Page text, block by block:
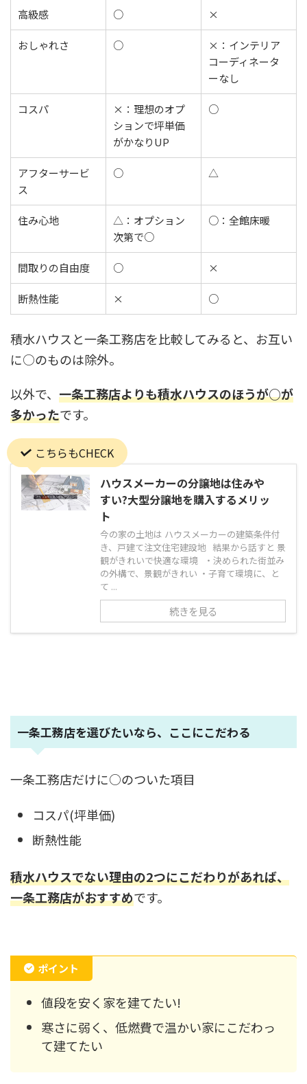
高級感 ○ ×
おしゃれさ ○
×：インテリア
コーディネータ
ーなし
コスパ
×：理想のオプ
ションで坪単価
がかなりUP
○
アフターサービ
ス
○ △
住み心地
△：オプション
次第で○
○：全館床暖
間取りの自由度 ○ ×
断熱性能 × ○
積水ハウスと一条工務店を比較してみると、お互い
に○のものは除外。
以外で、 一条工務店よりも積水ハウスのほうが○が
多かったです。
こちらもCHECK
ハウスメーカーの分譲地は住みや
すい?大型分譲地を購入するメリッ
ト
今の家の土地は ハウスメーカーの建築条件付
き、戸建て注文住宅建設地 結果から話すと 景
観がきれいで快適な環境 ・決められた街並み
の外構で、景観がきれい ・子育て環境に、と
て ...
続きを見る
一条工務店を選びたいなら、ここにこだわる
一条工務店だけに○のついた項目
コスパ(坪単価)
断熱性能
積水ハウスでない理由の2つにこだわりがあれば、
一条工務店がおすすめです。
ポイント
値段を安く家を建てたい!
寒さに弱く、低燃費で温かい家にこだわっ
て建てたい